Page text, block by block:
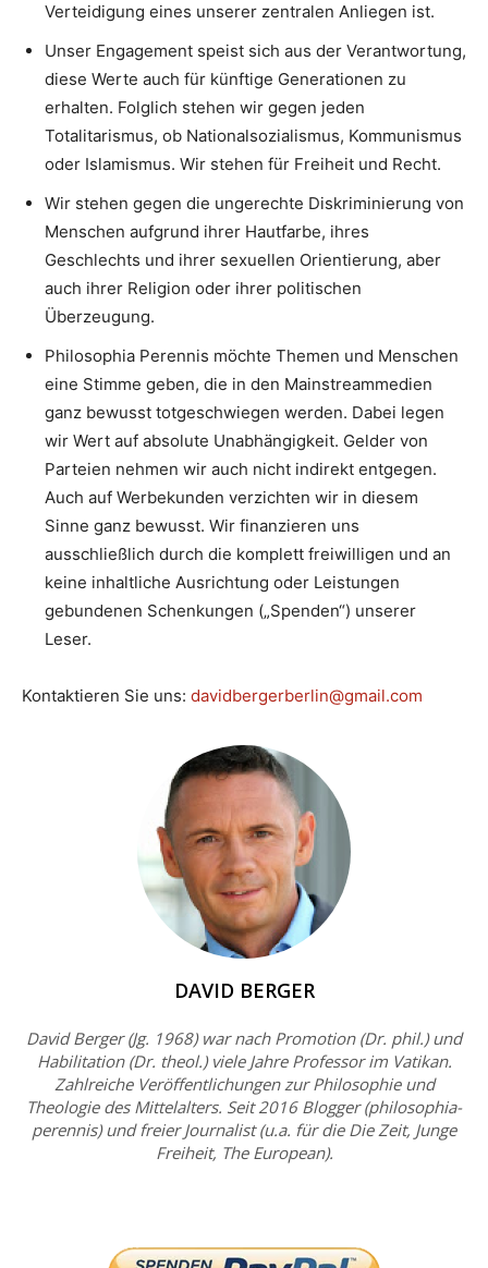
Verteidigung eines unserer zentralen Anliegen ist.
Unser Engagement speist sich aus der Verantwortung,
diese Werte auch für künftige Generationen zu
erhalten. Folglich stehen wir gegen jeden
Totalitarismus, ob Nationalsozialismus, Kommunismus
oder Islamismus. Wir stehen für Freiheit und Recht.
Wir stehen gegen die ungerechte Diskriminierung von
Menschen aufgrund ihrer Hautfarbe, ihres
Geschlechts und ihrer sexuellen Orientierung, aber
auch ihrer Religion oder ihrer politischen
Überzeugung.
Philosophia Perennis möchte Themen und Menschen
eine Stimme geben, die in den Mainstreammedien
ganz bewusst totgeschwiegen werden. Dabei legen
wir Wert auf absolute Unabhängigkeit. Gelder von
Parteien nehmen wir auch nicht indirekt entgegen.
Auch auf Werbekunden verzichten wir in diesem
Sinne ganz bewusst. Wir finanzieren uns
ausschließlich durch die komplett freiwilligen und an
keine inhaltliche Ausrichtung oder Leistungen
gebundenen Schenkungen („Spenden“) unserer
Leser.
Kontaktieren Sie uns: davidbergerberlin@gmail.com
DAVID BERGER
David Berger (Jg. 1968) war nach Promotion (Dr. phil.) und
Habilitation (Dr. theol.) viele Jahre Professor im Vatikan.
Zahlreiche Veröffentlichungen zur Philosophie und
Theologie des Mittelalters. Seit 2016 Blogger (philosophia-
perennis) und freier Journalist (u.a. für die Die Zeit, Junge
Freiheit, The European).